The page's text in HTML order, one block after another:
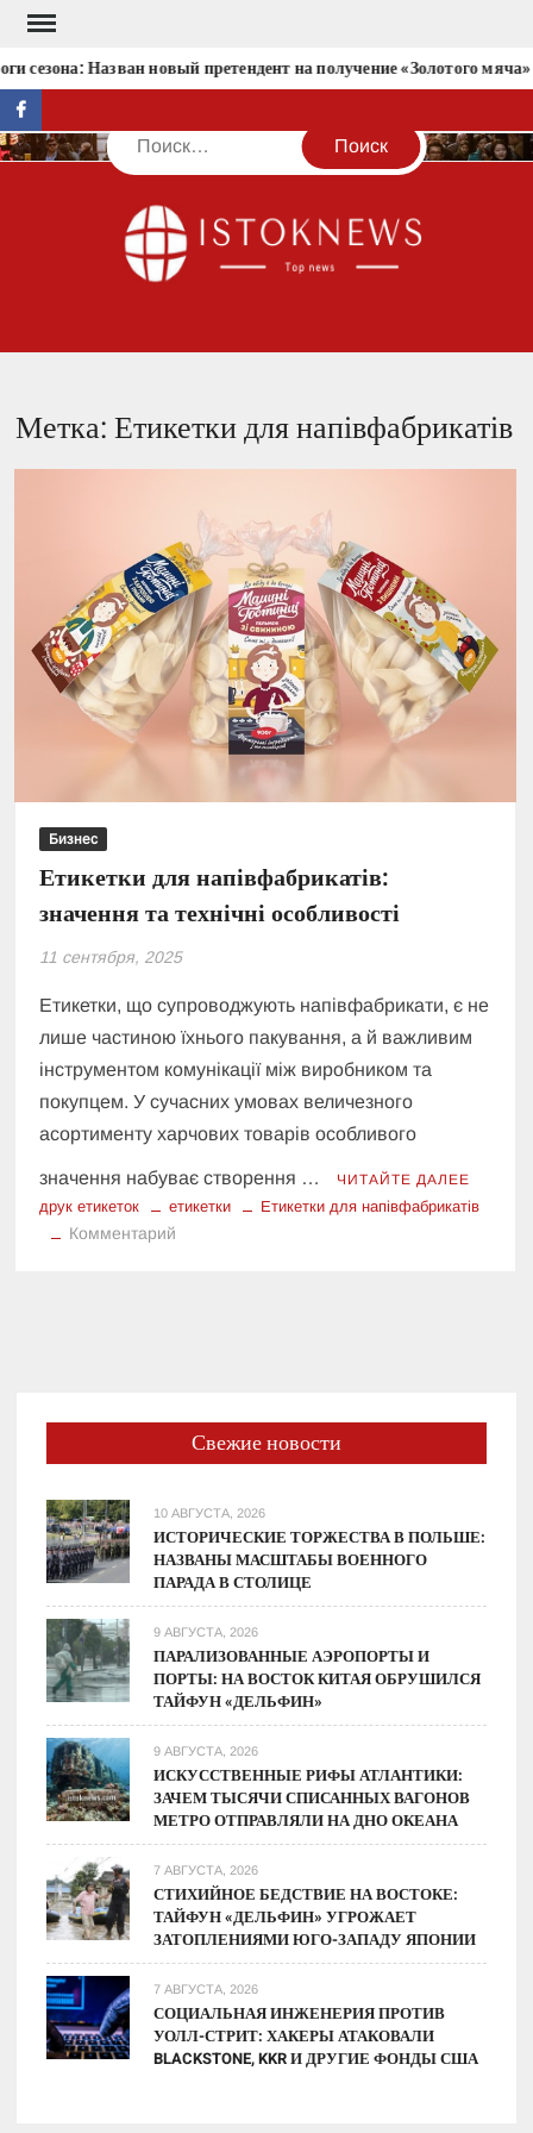
Перейти
содержимому
сезона: Назван новый претендент на получение «Золотого мяча»
facebook
Поиск
Метка:Етикетки для напівфабрикатів
Бизнес
Етикетки для напівфабрикатів:
значення та технічні особливості
11 сентября, 2025
Етикетки, що супроводжують напівфабрикати, є не
лише частиною їхнього пакування, а й важливим
інструментом комунікації між виробником та
покупцем. У сучасних умовах величезного
асортименту харчових товарів особливого
значення набуває створення … ЧИТАЙТЕ ДАЛЕЕ
друк етикеток етикетки Етикетки для напівфабрикатів
Комментарий
особливості
Свежие новости
10 АВГУСТА, 2026
ИСТОРИЧЕСКИЕ ТОРЖЕСТВА В ПОЛЬШЕ:
НАЗВАНЫ МАСШТАБЫ ВОЕННОГО
ПАРАДА В СТОЛИЦЕ
9 АВГУСТА, 2026
ПАРАЛИЗОВАННЫЕ АЭРОПОРТЫ И
ПОРТЫ: НА ВОСТОК КИТАЯ ОБРУШИЛСЯ
ТАЙФУН «ДЕЛЬФИН»
9 АВГУСТА, 2026
ИСКУССТВЕННЫЕ РИФЫ АТЛАНТИКИ:
ЗАЧЕМ ТЫСЯЧИ СПИСАННЫХ ВАГОНОВ
МЕТРО ОТПРАВЛЯЛИ НА ДНО ОКЕАНА
7 АВГУСТА, 2026
СТИХИЙНОЕ БЕДСТВИЕ НА ВОСТОКЕ:
ТАЙФУН «ДЕЛЬФИН» УГРОЖАЕТ
ЗАТОПЛЕНИЯМИ ЮГО-ЗАПАДУ ЯПОНИИ
7 АВГУСТА, 2026
СОЦИАЛЬНАЯ ИНЖЕНЕРИЯ ПРОТИВ
УОЛЛ-СТРИТ: ХАКЕРЫ АТАКОВАЛИ
BLACKSTONE, KKR И ДРУГИЕ ФОНДЫ США